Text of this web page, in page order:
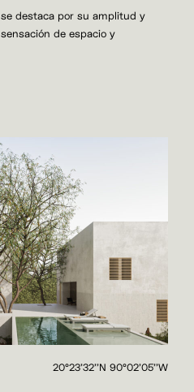
destaca por su amplitud y
de espacio y
20°23'32''N 90°02'05''W